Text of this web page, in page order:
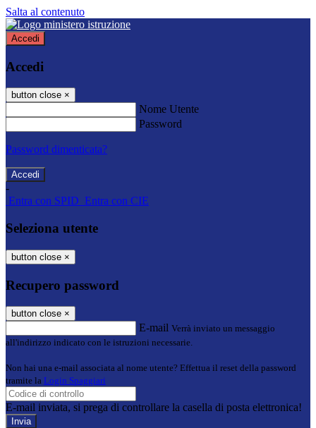
Salta al contenuto
Accedi
Accedi
button close ×
Nome Utente
Password
Password dimenticata?
-
Entra con SPID Entra con CIE
Seleziona utente
button close ×
Recupero password
button close ×
E-mail Verrà inviato un messaggio
all'indirizzo indicato con le istruzioni necessarie.
Non hai una e-mail associata al nome utente? Effettua il reset della password
tramite la Login Spaggiari
E-mail inviata, si prega di controllare la casella di posta elettronica!